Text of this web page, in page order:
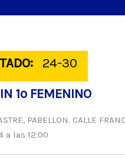
24-30
1º FEMENINO
PABELLON. CALLE
a las 12:00